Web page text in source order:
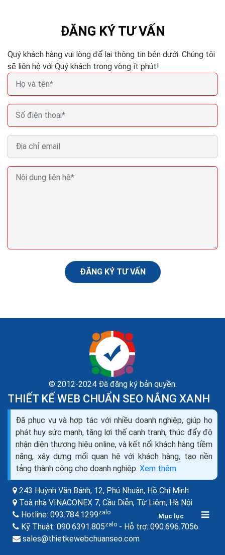
Mục lục
Cách bán hàng thời trang online trên Facebook
Zalo Tiktok Web hiệu quả
Vốn ít, không tốn chi phí thuê cửa hàng, nhu cầu thị
trường cao khiến việc bán quần áo trên Facebook đã
trở thành con đường khởi nghiệp của nhiều bạn...
ĐĂNG KÝ TƯ VẤN
Quý khách hàng vui lòng để lại thông tin bên dưới. Chúng tôi
sẽ liên hệ với Quý khách trong vòng ít phút!
ĐĂNG KÝ TƯ VẤN
© 2012-2024 Đã đăng ký bản quyền.
THIẾT KẾ WEB CHUẨN SEO NẮNG XANH
Đã phục vụ và hợp tác với nhiều doanh nghiệp, giúp họ
phát huy sức mạnh, tăng lợi thế cạnh tranh, thúc đẩy độ
nhận diện thương hiệu online, và kết nối khách hàng tiềm
năng, xây dựng mối quan hệ với khách hàng, tạo nền
tảng thành công cho doanh nghiệp. Xem thêm
243 Huỳnh Văn Bánh, 12, Phú Nhuận, Hồ Chí Minh
Toà nhà VINACONEX 7, Cầu Diễn, Từ Liêm, Hà Nội
Hotline: 093.784.1299zalo
Kỹ Thuật: 090.6391.805zalo - Hỗ trợ: 090.696.7056
sales@thietkewebchuanseo.com